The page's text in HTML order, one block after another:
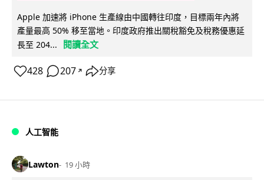
Apple 加速將 iPhone 生產線由中國轉往印度，目標兩年內將
產量最高 50% 移至當地。印度政府推出關稅豁免及稅務優惠延
長至 204...
閱讀全文
428 207 ↗ 分享
人工智能
Lawton 19 小時